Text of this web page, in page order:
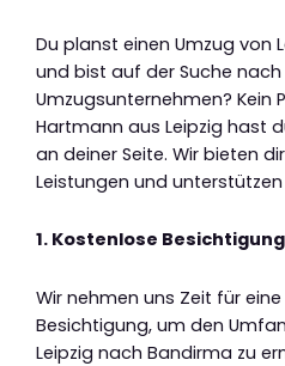
Du planst einen Umzug von
und bist auf der Suche
Umzugsunternehmen? Kein
Hartmann aus Leipzig hast
an deiner Seite. Wir bieten
Leistungen und
1. Kostenlose
Wir nehmen uns Zeit für
Besichtigung, um den
Leipzig nach Bandirma zu